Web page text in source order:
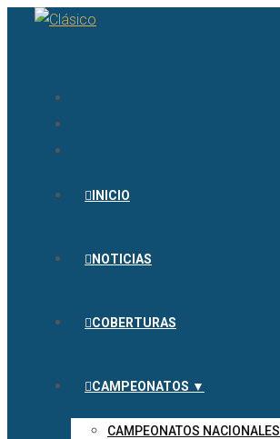
INICIO
NOTICIAS
COBERTURAS
CAMPEONATOS ▼
CAMPEONATOS NACIONALES